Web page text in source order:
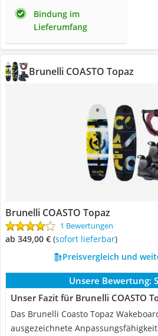
Bindung im
Lieferumfang
Brunelli COASTO Topaz
Brunelli COASTO Topaz
1 Bewertungen
ab 349,00 € ( Sofort lieferbar)
Preisvergleich und
Unsere Bewertung:
Unser Fazit für Brunelli COASTO
Das Brunelli Coasto Topaz
ausgezeichnete